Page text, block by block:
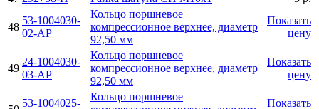
48
53-1004030-
02-AР
Кольцо поршневое
компрессионное верхнее, диаметр
92,50 мм
Показать
цену
49
24-1004030-
03-AР
Кольцо поршневое
компрессионное верхнее, диаметр
92,50 мм
Показать
цену
53-1004025-
Кольцо поршневое
Показать